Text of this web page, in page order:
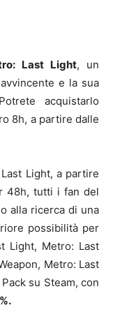
Last Light, un
e la sua
acquistarlo
8h, a partire dalle
Light, a partire
48h, tutti i fan del
alla ricerca di una
possibilità per
Light, Metro: Last
Metro: Last
su Steam, con